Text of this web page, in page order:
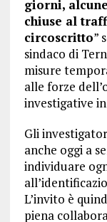
giorni,
chiuse al
circoscritto”
sindaco di
misure
alle forze
investigative in
Gli
anche oggi a
individuare
L’invito è
piena